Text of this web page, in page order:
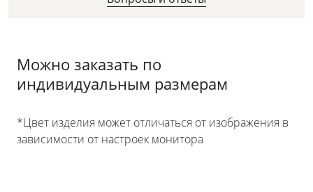
Можно заказать по
индивидуальным размерам
*Цвет изделия может отличаться от изображения в
зависимости от настроек монитора